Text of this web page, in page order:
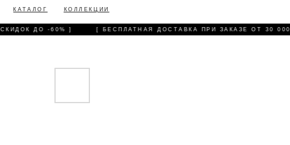
КАТАЛОГ КОЛЛЕКЦИИ
ДО -60% ] [ БЕСПЛАТНАЯ ДОСТАВКА ПРИ ЗАКАЗЕ ОТ 30 000 ]